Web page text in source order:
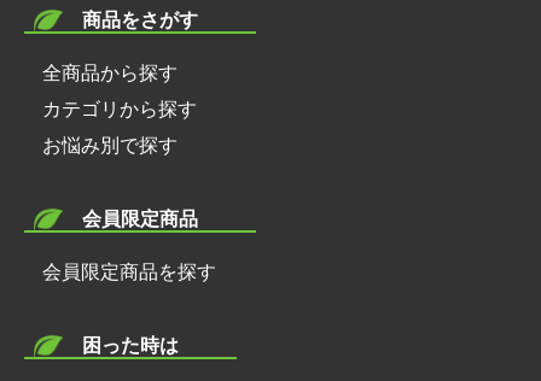
●肝臓病
良質のたんぱく質で肝機能の再生を促進。
●腎臓病
たんぱく質の摂取制限に役立つ、植物性たんぱく質。
抗酸化物質アスタキサンチン。
●肥満
余分な糖質や脂肪の排出を促す食物繊維。
ミンを摂る＞
●心臓病 ＜水溶性食物繊維、ＥＰＡを摂る＞
●白内障 ＜ビタミンＣを摂る＞
●外耳炎 ＜カリウム、たっぷりの水分を摂る＞
●家庭でできる日常ケア ＜スレ、ショウガ湿布、マ
ッサージ、ストレス緩和＞
●たんぱく質 ＜体の大切な部分を作る主成分＞
●ビタミンＡ ＜目を守り免疫力を高める＞
●ビタミンＣ ＜抗ガン・抗ストレスに働く＞
●ビタミンＤ ＜丈夫な骨作りの必須ビタミン＞
●ビタミンＢ1 ＜糖質の代謝を助け、疲労解消＞
●ビタミンＢ2 ＜皮膚を保護し、成長を支える＞
●ナイアシン ＜代謝を促進し、脳をサポート＞
●ビタミンＢ6 ＜たんぱく質・脂質の代謝を促進＞
商品をさがす
全商品から探す
カテゴリから探す
お悩み別で探す
会員限定商品
会員限定商品を探す
困った時は